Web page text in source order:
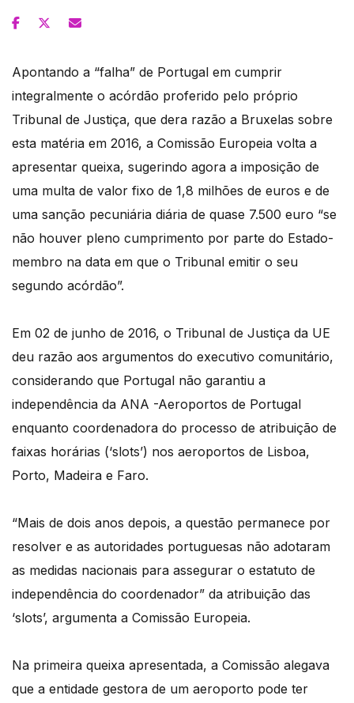
Apontando a “falha” de Portugal em cumprir
integralmente o acórdão proferido pelo próprio
Tribunal de Justiça, que dera razão a Bruxelas sobre
esta matéria em 2016, a Comissão Europeia volta a
apresentar queixa, sugerindo agora a imposição de
uma multa de valor fixo de 1,8 milhões de euros e de
uma sanção pecuniária diária de quase 7.500 euro “se
não houver pleno cumprimento por parte do Estado-
membro na data em que o Tribunal emitir o seu
segundo acórdão”.
Em 02 de junho de 2016, o Tribunal de Justiça da UE
deu razão aos argumentos do executivo comunitário,
considerando que Portugal não garantiu a
independência da ANA -Aeroportos de Portugal
enquanto coordenadora do processo de atribuição de
faixas horárias (‘slots’) nos aeroportos de Lisboa,
Porto, Madeira e Faro.
“Mais de dois anos depois, a questão permanece por
resolver e as autoridades portuguesas não adotaram
as medidas nacionais para assegurar o estatuto de
independência do coordenador” da atribuição das
‘slots’, argumenta a Comissão Europeia.
Na primeira queixa apresentada, a Comissão alegava
que a entidade gestora de um aeroporto pode ter